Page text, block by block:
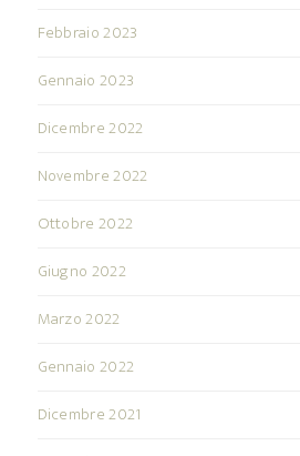
Febbraio 2023
Gennaio 2023
Dicembre 2022
Novembre 2022
Ottobre 2022
Giugno 2022
Marzo 2022
Gennaio 2022
Dicembre 2021